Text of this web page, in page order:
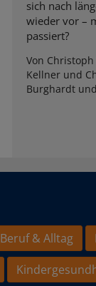
sich nach
wieder vor –
passiert?
Von
Kellner und
Burghardt
Beruf & Alltag